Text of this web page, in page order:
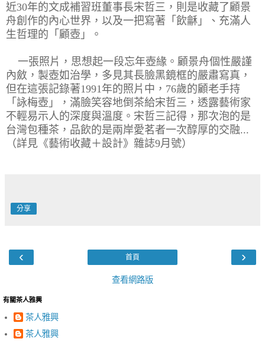
近30年的文成補習班董事長宋哲三，則是收藏了顧景
舟創作的內心世界，以及一把寫著「飲龢」、充滿人
生哲理的「顧壺」。
一張照片，思想起一段忘年壺緣。顧景舟個性嚴謹
內斂，製壺如治學，多見其長臉黑鏡框的嚴肅寫真，
但在這張記錄著1991年的照片中，76歲的顧老手持
「詠梅壺」，滿臉笑容地倒茶給宋哲三，透露藝術家
不輕易示人的深度與溫度。宋哲三記得，那次泡的是
台灣包種茶，品飲的是兩岸愛茗者一次醇厚的交融...
（詳見《藝術收藏＋設計》雜誌9月號）
分享
‹ ›
首頁
查看網路版
有關茶人雅興
茶人雅興
茶人雅興